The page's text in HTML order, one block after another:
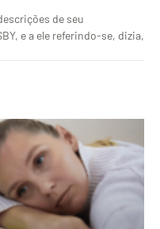
de seu
e a ele referindo-se, dizia,